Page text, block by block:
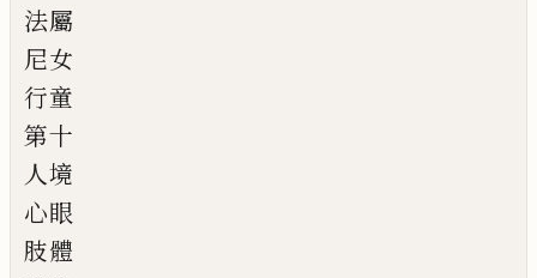
法屬
尼女
行童
第十
人境
心眼
肢體